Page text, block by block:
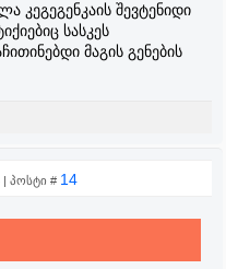
კეგეგენკაის შევტენიდი
სასკეს
მაგის გენების
| პოსტი # 14